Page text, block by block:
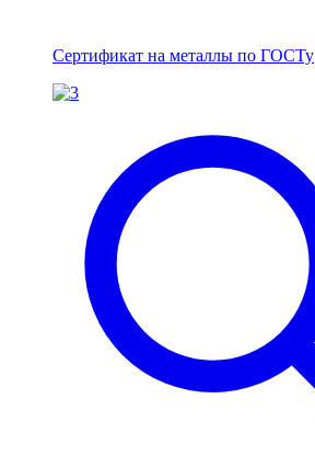
Сертификат на металлы по ГОСТу